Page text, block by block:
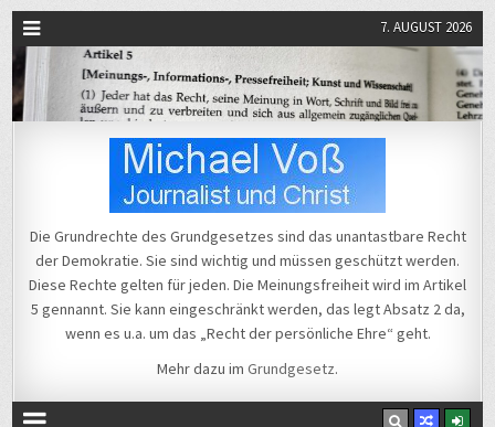
7. AUGUST 2026
Michael Voß
Die Grundrechte des Grundgesetzes sind das unantastbare Recht
der Demokratie. Sie sind wichtig und müssen geschützt werden.
Diese Rechte gelten für jeden. Die Meinungsfreiheit wird im Artikel
5 gennannt. Sie kann eingeschränkt werden, das legt Absatz 2 da,
wenn es u.a. um das „Recht der persönliche Ehre“ geht.
Mehr dazu im Grundgesetz.